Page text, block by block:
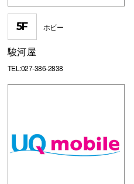
5F ホビー
駿河屋
TEL:027-386-2838